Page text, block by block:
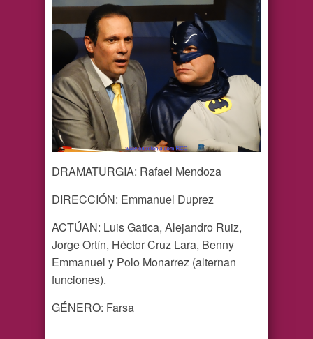
DRAMATURGIA: Rafael Mendoza
DIRECCIÓN: Emmanuel Duprez
ACTÚAN: Luis Gatica, Alejandro Ruiz,
Jorge Ortín, Héctor Cruz Lara, Benny
Emmanuel y Polo Monarrez (alternan
funciones).
GÉNERO: Farsa